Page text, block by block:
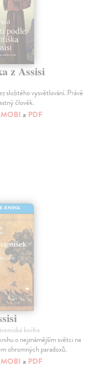
z Assisi
složitého vysvětlování. Právě
člověk.
MOBI a PDF
E-KNIHA
kniha
o nejznámějším světci na
ohromných paradoxů.
MOBI a PDF